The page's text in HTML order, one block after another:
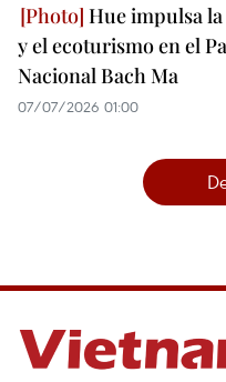
Hue impulsa
y el ecoturismo en el
Nacional Bach Ma
07/07/2026 01:00